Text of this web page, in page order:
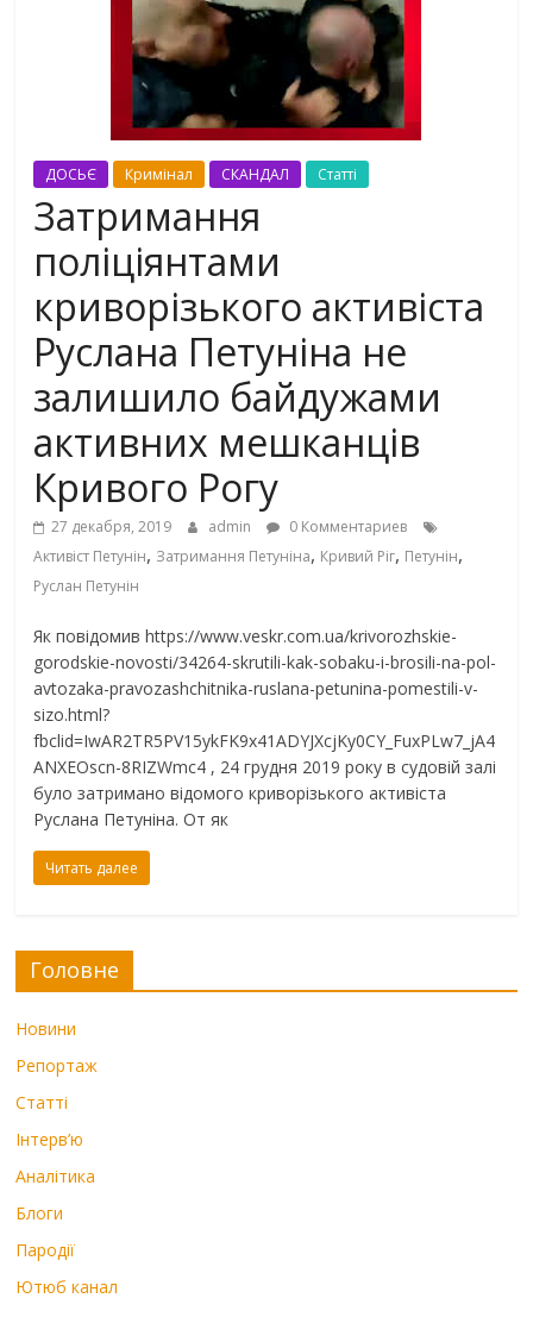
ДОСЬЄ Кримінал СКАНДАЛ Статті
Затримання
поліціянтами
криворізького активіста
Руслана Петуніна не
залишило байдужами
активних мешканців
Кривого Рогу
27 декабря, 2019 admin
0 Комментариев
Активіст Петунін, Затримання Петуніна, Кривий Ріг, Петунін,
Руслан Петунін
Як повідомив https://www.veskr.com.ua/krivorozhskie-
gorodskie-novosti/34264-skrutili-kak-sobaku-i-brosili-na-pol-
avtozaka-pravozashchitnika-ruslana-petunina-pomestili-v-
sizo.html?
fbclid=IwAR2TR5PV15ykFK9x41ADYJXcjKy0CY_FuxPLw7_jA4
ANXEOscn-8RIZWmc4 , 24 грудня 2019 року в судовій залі
було затримано відомого криворізького активіста
Руслана Петуніна. От як
Читать далее
Головне
Новини
Репортаж
Статті
Інтерв’ю
Аналітика
Блоги
Пародії
Ютюб канал